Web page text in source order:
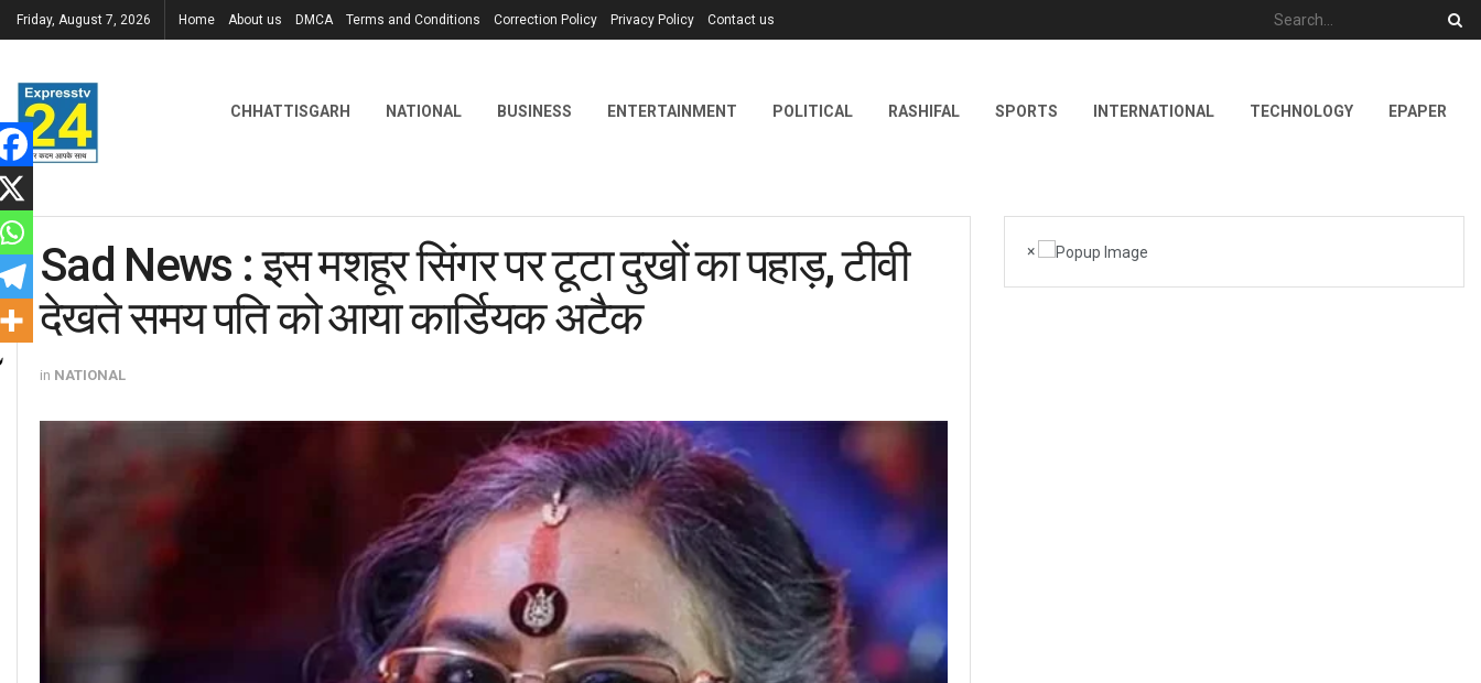
Friday, August 7, 2026 Home About us DMCA Terms and Conditions Correction Policy Privacy Policy Contact us
CHHATTISGARH NATIONAL BUSINESS ENTERTAINMENT POLITICAL RASHIFAL SPORTS INTERNATIONAL TECHNOLOGY EPAPER
Sad News : इस मशहूर सिंगर पर टूटा दुखों का पहाड़, टीवी
देखते समय पति को आया कार्डियक अटैक
in NATIONAL
×